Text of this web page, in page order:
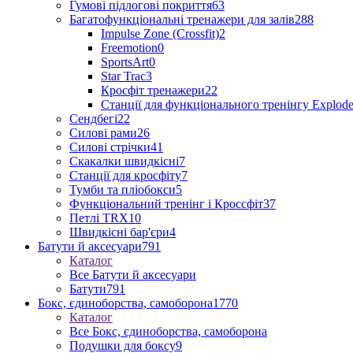
Гумові підлогові покриття63
Багатофункціональні тренажери для залів288
Impulse Zone (Crossfit)2
Freemotion0
SportsArt0
Star Trac3
Кросфіт тренажери22
Станції для функціонального тренінгу Explode
Сендбегі22
Силові рами26
Силові стрічки41
Скакалки швидкісні7
Станції для кросфіту7
Тумби та пліобокси5
Функціональний тренінг і Кроссфіт37
Петлі TRX10
Швидкісні бар'єри4
Батути й аксесуари791
Каталог
Все Батути й аксесуари
Батути791
Бокс, єдиноборства, самоборона1770
Каталог
Все Бокс, єдиноборства, самоборона
Подушки для боксу9